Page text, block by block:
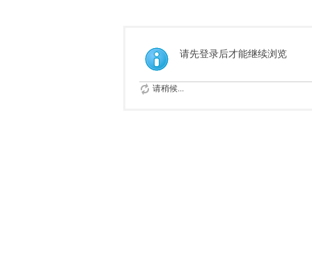
请先登录后才能继续浏览
请稍候...